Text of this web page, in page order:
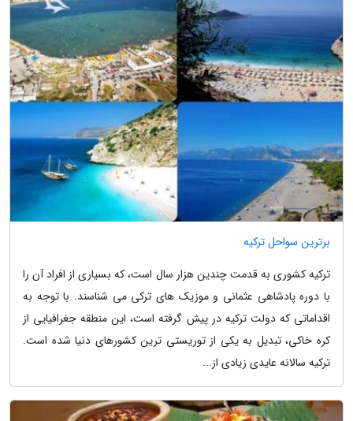
برترین سواحل ترکیه
ترکیه کشوری به قدمت چندین هزار سال است، که بسیاری از افراد آن را
با دوره پادشاهی عثمانی و موزیک های ترکی می شناسند. با توجه به
اقداماتی که دولت ترکیه در پیش گرفته است، این منطقه جغرافیایی از
کره خاکی، تبدیل به یکی از توریستی ترین کشورهای دنیا شده است.
ترکیه سالانه عایدی زیادی از...